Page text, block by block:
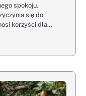
spokoju.
się do
korzyści dla…